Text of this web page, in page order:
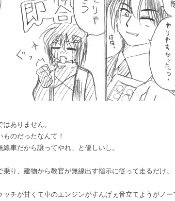
ありません。
のだったなんて！
車だから譲ってやれ」と優しいし。
り、建物から教官が無線出す指示に従って走るだけ。
チが甘くて車のエンジンがすんげぇ音立てようがノー